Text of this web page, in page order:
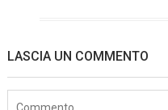
LASCIA UN COMMENTO